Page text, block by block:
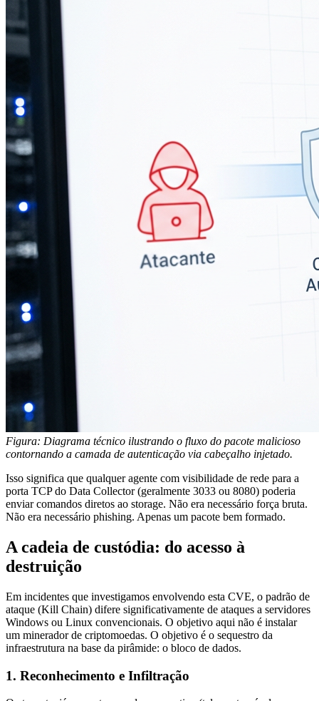
Figura: Diagrama técnico ilustrando o fluxo do pacote malicioso
contornando a camada de autenticação via cabeçalho injetado.
Isso significa que qualquer agente com visibilidade de rede para a
porta TCP do Data Collector (geralmente 3033 ou 8080) poderia
enviar comandos diretos ao storage. Não era necessário força bruta.
Não era necessário phishing. Apenas um pacote bem formado.
A cadeia de custódia: do acesso à
destruição
Em incidentes que investigamos envolvendo esta CVE, o padrão de
ataque (Kill Chain) difere significativamente de ataques a servidores
Windows ou Linux convencionais. O objetivo aqui não é instalar
um minerador de criptomoedas. O objetivo é o sequestro da
infraestrutura na base da pirâmide: o bloco de dados.
1. Reconhecimento e Infiltração